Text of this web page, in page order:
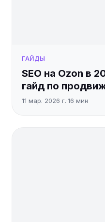
ГАЙДЫ
SEO на Ozon в
гайд по
11 мар. 2026 г.·16 мин